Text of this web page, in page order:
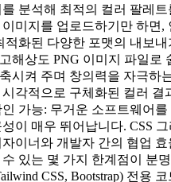
분석해 최적의 컬러 팔레
미지를 업로드하기만 하면
적화된 다양한 포맷의 내보
해상도 PNG 이미지 파일
시켜 주며 창의력을 자극하
각적으로 구체화된 컬러
가능: 무거운 소프트웨어
이 매우 뛰어납니다. CSS
이너와 개발자 간의 협업
있는 몇 가지 한계점이 분
CSS, Bootstrap) 전용